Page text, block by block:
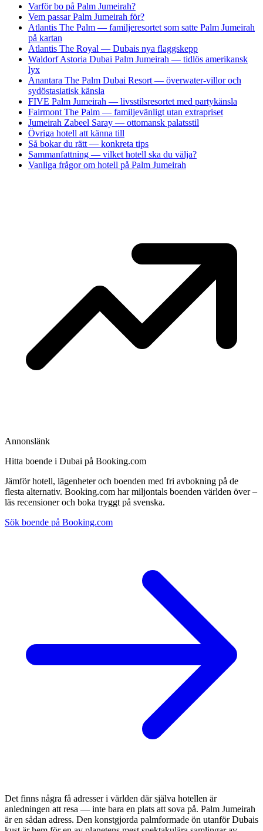
Varför bo på Palm Jumeirah?
Vem passar Palm Jumeirah för?
Atlantis The Palm — familjeresortet som satte Palm Jumeirah
på kartan
Atlantis The Royal — Dubais nya flaggskepp
Waldorf Astoria Dubai Palm Jumeirah — tidlös amerikansk
lyx
Anantara The Palm Dubai Resort — överwater-villor och
sydöstasiatisk känsla
FIVE Palm Jumeirah — livsstilsresortet med partykänsla
Fairmont The Palm — familjevänligt utan extrapriset
Jumeirah Zabeel Saray — ottomansk palatsstil
Övriga hotell att känna till
Så bokar du rätt — konkreta tips
Sammanfattning — vilket hotell ska du välja?
Vanliga frågor om hotell på Palm Jumeirah
Annonslänk
Hitta boende i Dubai på Booking.com
Jämför hotell, lägenheter och boenden med fri avbokning på de
flesta alternativ. Booking.com har miljontals boenden världen över –
läs recensioner och boka tryggt på svenska.
Sök boende på Booking.com
Det finns några få adresser i världen där själva hotellen är
anledningen att resa — inte bara en plats att sova på. Palm Jumeirah
är en sådan adress. Den konstgjorda palmformade ön utanför Dubais